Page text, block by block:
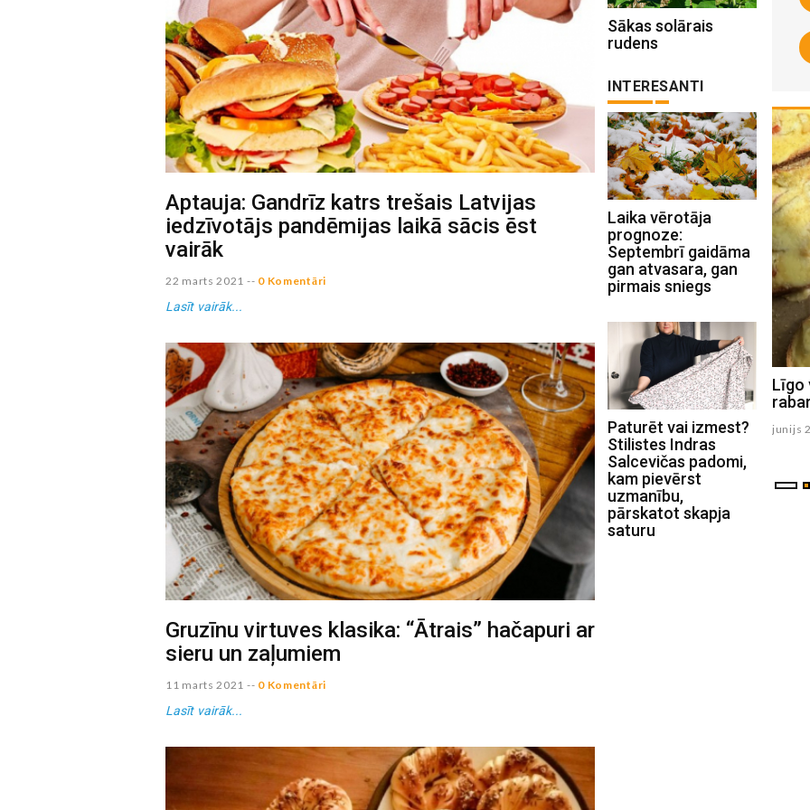
Aptauja: Gandrīz katrs trešais Latvijas
iedzīvotājs pandēmijas laikā sācis ēst
vairāk
22 marts 2021 -- 0 Komentāri
Lasīt vairāk...
Gruzīnu virtuves klasika: “Ātrais” hačapuri ar
sieru un zaļumiem
11 marts 2021 -- 0 Komentāri
Lasīt vairāk...
Sākas solārais
rudens
INTERESANTI
Laika vērotāja
prognoze:
Septembrī gaidāma
gan atvasara, gan
pirmais sniegs
Paturēt vai izmest?
Stilistes Indras
Salcevičas padomi,
kam pievērst
uzmanību,
pārskatot skapja
saturu
Jāņogu cepums jeb gaisīgā jāņogu
kūka ar bezē cepurīti
julijs 15 , 2026
Līgo
junijs